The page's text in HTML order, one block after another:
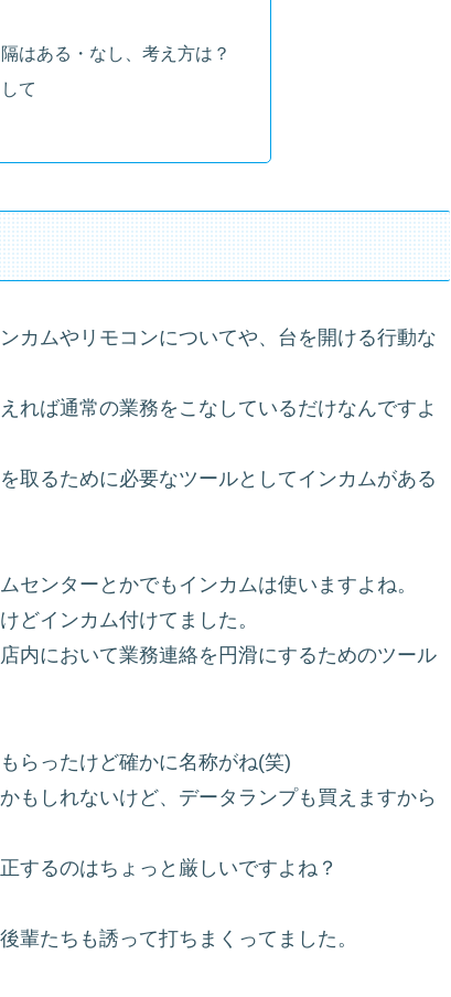
はある・なし、考え方は？
て
カムやリモコンについてや、台を開ける行動な
れば通常の業務をこなしているだけなんですよ
取るために必要なツールとしてインカムがある
センターとかでもインカムは使いますよね。
どインカム付けてました。
内において業務連絡を円滑にするためのツール
らったけど確かに名称がね(笑)
もしれないけど、データランプも買えますから
するのはちょっと厳しいですよね？
輩たちも誘って打ちまくってました。